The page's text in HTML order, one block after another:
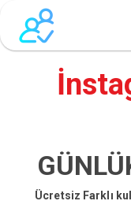
Ücretsiz Farklı